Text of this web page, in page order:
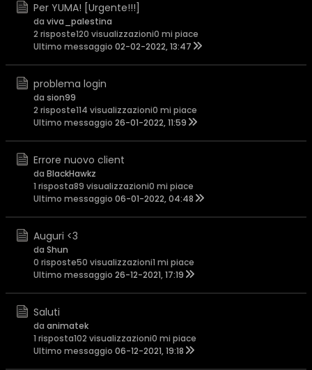
Per YUMA! [Urgente!!!]
da viva_palestina
2 risposte120 visualizzazioni0 mi piace
Ultimo messaggio 02-02-2022, 13:47
problema login
da sion99
2 risposte114 visualizzazioni0 mi piace
Ultimo messaggio 26-01-2022, 11:59
Errore nuovo client
da BlackHawkz
1 risposta89 visualizzazioni0 mi piace
Ultimo messaggio 06-01-2022, 04:48
Auguri <3
da Shun
0 risposte50 visualizzazioni1 mi piace
Ultimo messaggio 26-12-2021, 17:19
Saluti
da animatek
1 risposta102 visualizzazioni0 mi piace
Ultimo messaggio 06-12-2021, 19:18